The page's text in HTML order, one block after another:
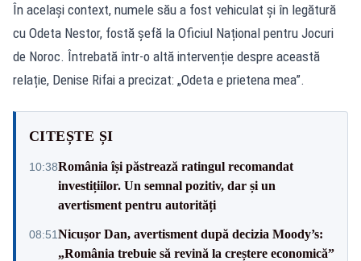
În același context, numele său a fost vehiculat și în legătură
cu Odeta Nestor, fostă șefă la Oficiul Național pentru Jocuri
de Noroc. Întrebată într-o altă intervenție despre această
relație, Denise Rifai a precizat: „Odeta e prietena mea”.
CITEȘTE ȘI
10:38România își păstrează ratingul recomandat
investițiilor. Un semnal pozitiv, dar și un
avertisment pentru autorități
08:51Nicușor Dan, avertisment după decizia Moody’s:
„România trebuie să revină la creștere economică”